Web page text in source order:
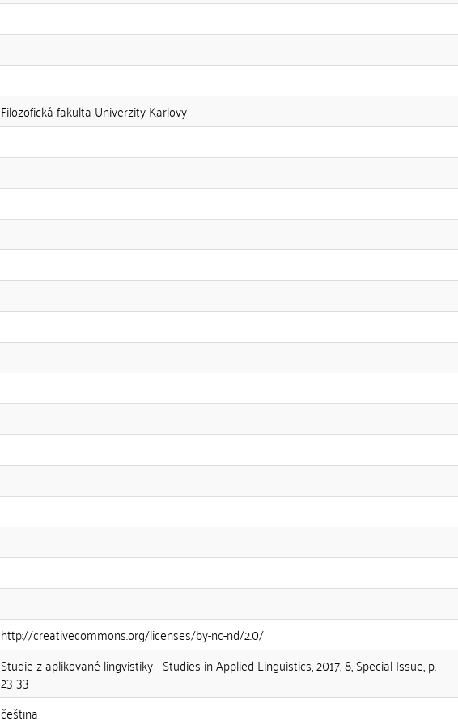
Filozofická fakulta Univerzity Karlovy
http://creativecommons.org/licenses/by-nc-nd/2.0/
Studie z aplikované lingvistiky - Studies in Applied Linguistics, 2017, 8, Special Issue, p.
23-33
čeština